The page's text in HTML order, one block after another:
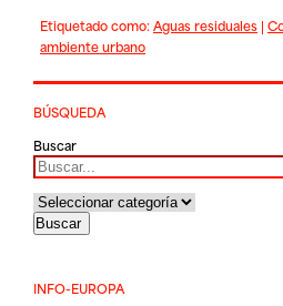
Etiquetado como:Aguas residuales|
ambiente urbano
BÚSQUEDA
Buscar
INFO-EUROPA